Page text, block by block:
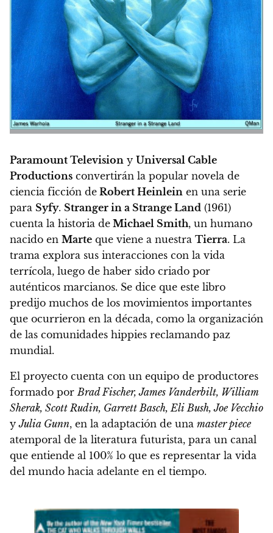
Paramount Television y Universal Cable
Productions convertirán la popular novela de
ciencia ficción de Robert Heinlein en una serie
para Syfy. Stranger in a Strange Land (1961)
cuenta la historia de Michael Smith, un humano
nacido en Marte que viene a nuestra Tierra. La
trama explora sus interacciones con la vida
terrícola, luego de haber sido criado por
auténticos marcianos. Se dice que este libro
predijo muchos de los movimientos importantes
que ocurrieron en la década, como la organización
de las comunidades hippies reclamando paz
mundial.
El proyecto cuenta con un equipo de productores
formado por Brad Fischer, James Vanderbilt, William
Sherak, Scott Rudin, Garrett Basch, Eli Bush, Joe Vecchio
yJulia Gunn, en la adaptación de una master piece
atemporal de la literatura futurista, para un canal
que entiende al 100% lo que es representar la vida
del mundo hacia adelante en el tiempo.